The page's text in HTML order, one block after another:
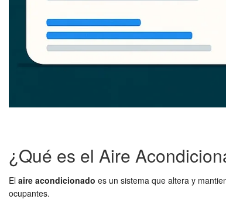
¿Qué es el Aire
El aire acondicionado es un sistema que altera y
ocupantes.